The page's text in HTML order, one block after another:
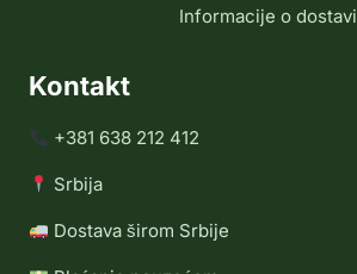
Informacije o dostavi
Kontakt
+381 638 212 412
Srbija
Dostava širom Srbije